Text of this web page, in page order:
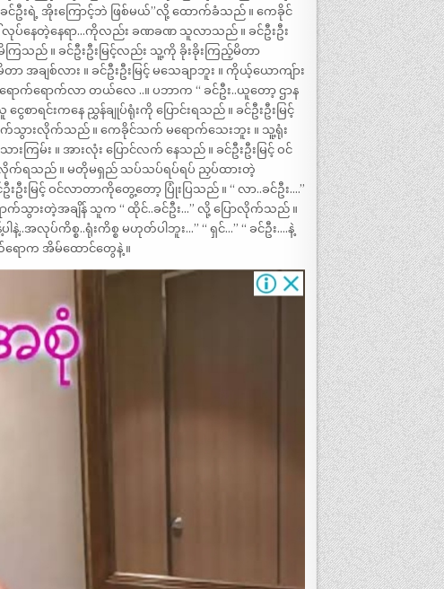
ဦးရဲ့ အိုးကြောင့်ဘဲ ဖြစ်မယ်”လို့ ထောက်ခံသည် ။ ကေခိုင်
ေါ် လုပ်နေတဲ့နေရာ…ကိုလည်း ခဏခဏ သူလာသည် ။ ခင်ဦးဦး
ည် ။ ခင်ဦးဦးမြင့်လည်း သူ့ကို ခိုးခိုးကြည့်မိတာ
အချစ်လား ။ ခင်ဦးဦးမြင့် မသေချာဘူး ။ ကိုယ့်ယောကျ်ား
ာက်လာ တယ်လေ ..။ ပဘာက “ ခင်ဦး..ယူတော့ ဌာန
ာရင်းကနေ ညွှန်ချုပ်ရုံးကို ပြောင်းရသည် ။ ခင်ဦးဦးမြင့်
က်သွားလိုက်သည် ။ ကေခိုင်သက် မရောက်သေးဘူး ။ သူ့ရုံး
ြမ်း ။ အားလုံး ပြောင်လက် နေသည် ။ ခင်ဦးဦးမြင့် ဝင်
ေ့လိုက်ရသည် ။ မတိုမရှည် သပ်သပ်ရပ်ရပ် ညှပ်ထားတဲ့
မြင့် ဝင်လာတာကိုတွေ့တော့ ပြုံးပြသည် ။ “ လာ..ခင်ဦး….”
ာက်သွားတဲ့အချိန် သူက “ ထိုင်..ခင်ဦး…” လို့ ပြောလိုက်သည် ။
ါနဲ့..အလုပ်ကိစ္စ..ရုံးကိစ္စ မဟုတ်ပါဘူး…” “ ရှင်…” “ ခင်ဦး….နဲ့
ရောက အိမ်ထောင်တွေနဲ့ ။